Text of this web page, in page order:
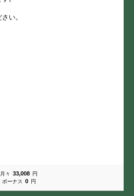
い。
月々 33,008 円
ボーナス
0 円